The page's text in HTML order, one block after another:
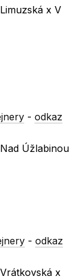
x V
-odkaz
Úžlabinou
-odkaz
x